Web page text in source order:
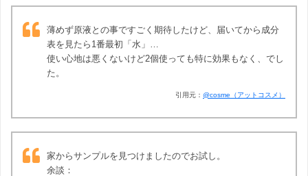
薄めず原液との事ですごく期待したけど、届いてから成分
表を見たら1番最初「水」…
使い心地は悪くないけど2個使っても特に効果もなく、でし
た。
引用元： @cosme（アットコスメ）
家からサンプルを見つけましたのでお試し。
余談：